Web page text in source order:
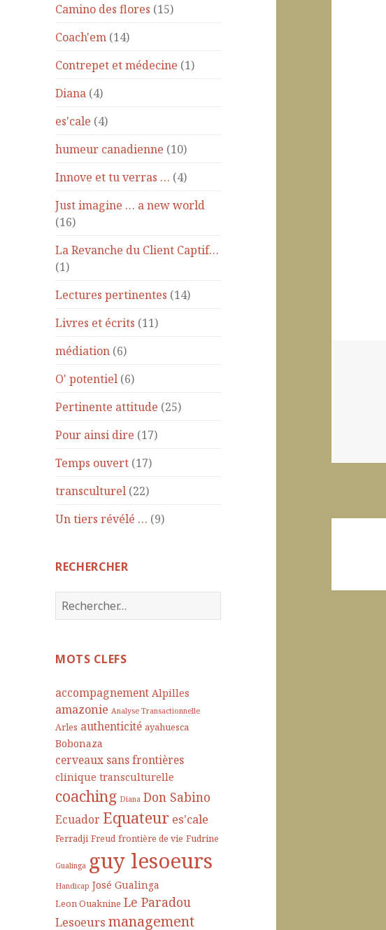
Camino des flores (15)
Coach'em (14)
Contrepet et médecine (1)
Diana (4)
es'cale (4)
humeur canadienne (10)
Innove et tu verras … (4)
Just imagine … a new world
(16)
La Revanche du Client Captif…
(1)
Lectures pertinentes (14)
Livres et écrits (11)
médiation (6)
O' potentiel (6)
Pertinente attitude (25)
Pour ainsi dire (17)
Temps ouvert (17)
transculturel (22)
Un tiers révélé … (9)
RECHERCHER
R
e
e
c
h
e
r
:
MOTS CLEFS
accompagnement Alpilles
amazonie Analyse Transactionnelle
Arles authenticité ayahuesca
Bobonaza
cerveaux sans frontières
clinique transculturelle
coaching Diana Don Sabino
Ecuador Equateur es'cale
Ferradji Freud frontière de vie Fudrine
Gualinga guy lesoeurs
Handicap José Gualinga
Leon Ouaknine Le Paradou
Lesoeurs management